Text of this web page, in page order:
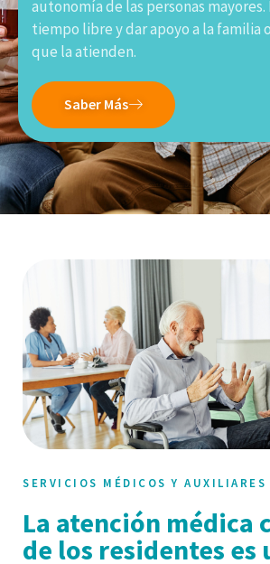
autonomía de las personas
tiempo libre y dar apoyo a la familia
que la atienden.
Saber Más
SERVICIOS MÉDICOS Y AUXILIARES
La atención médica
de los residentes es